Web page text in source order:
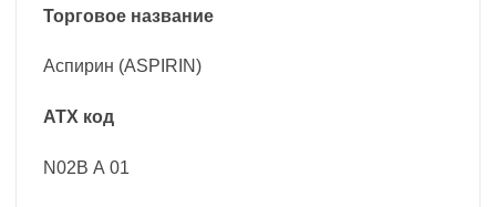
Торговое название
Аспирин (ASPIRIN)
АТХ код
N02В А 01